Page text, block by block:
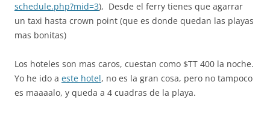
schedule.php?mid=3), Desde el ferry tienes que agarrar
un taxi hasta crown point (que es donde quedan las playas
mas bonitas)
Los hoteles son mas caros, cuestan como $TT 400 la noche.
Yo he ido a este hotel, no es la gran cosa, pero no tampoco
es maaaalo, y queda a 4 cuadras de la playa.